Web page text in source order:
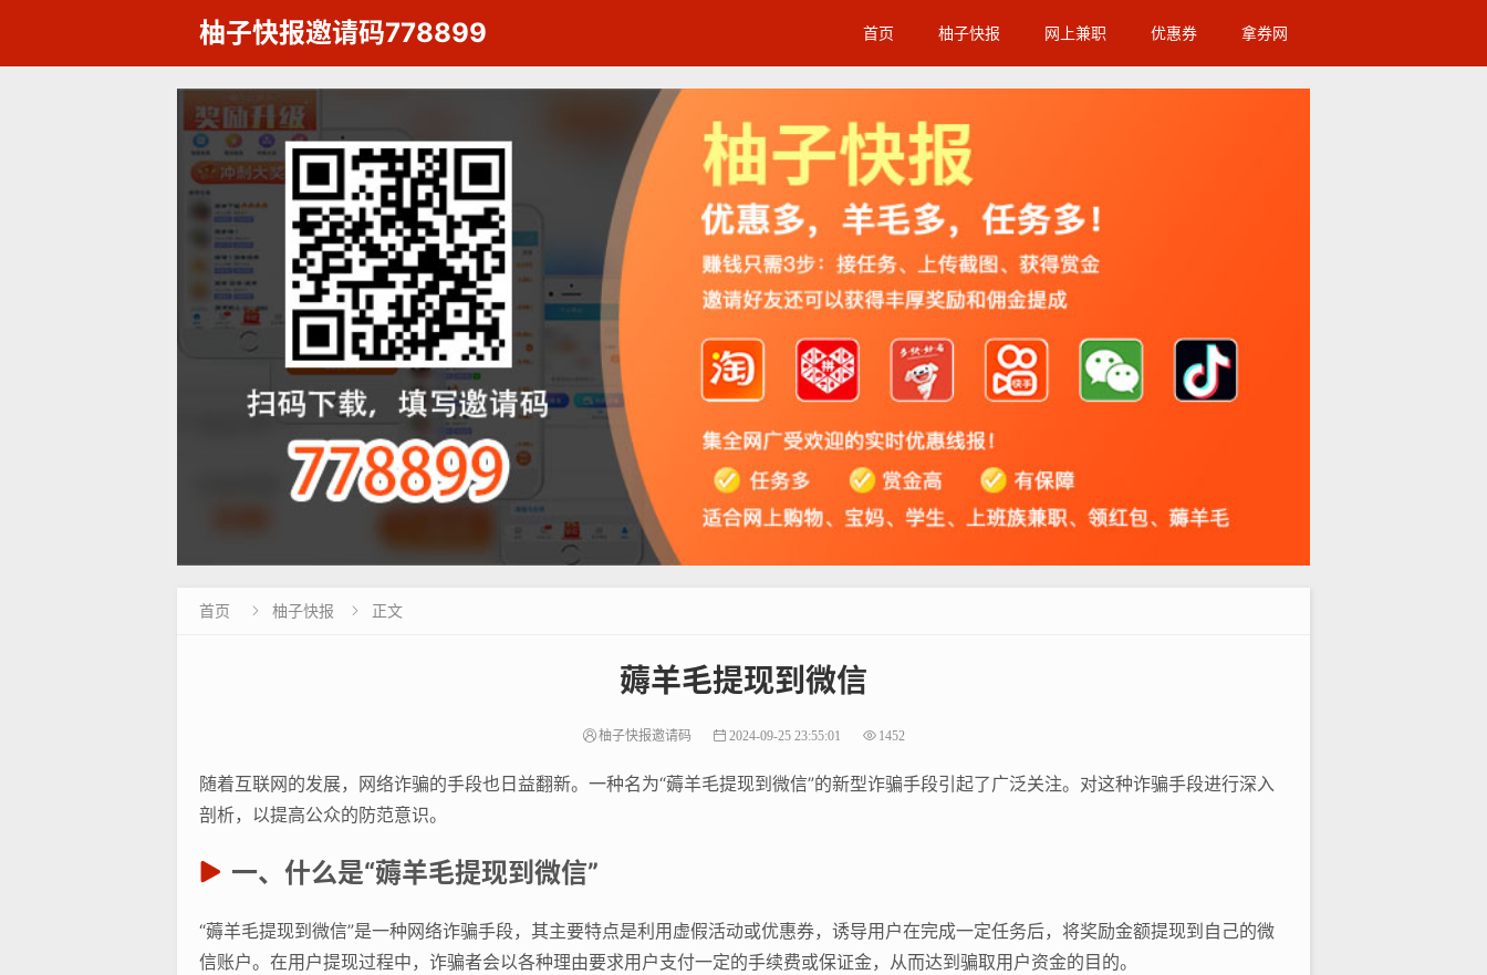
柚子快报邀请码778899 首页 柚子快报 网上兼职 优惠券 拿券网
首页  柚子快报  正文
薅羊毛提现到微信
柚子快报邀请码 2024-09-25 23:55:01 1452
随着互联网的发展，网络诈骗的手段也日益翻新。一种名为“薅羊毛提现到微信”的新型诈骗手段引起了广泛关注。对这种诈骗手段进行深入
剖析，以提高公众的防范意识。
一、什么是“薅羊毛提现到微信”
“薅羊毛提现到微信”是一种网络诈骗手段，其主要特点是利用虚假活动或优惠券，诱导用户在完成一定任务后，将奖励金额提现到自己的微
信账户。在用户提现过程中，诈骗者会以各种理由要求用户支付一定的手续费或保证金，从而达到骗取用户资金的目的。